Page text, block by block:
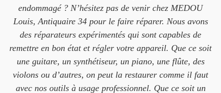
endommagé ? N’hésitez pas de venir chez MEDOU
Louis, Antiquaire 34 pour le faire réparer. Nous avons
des réparateurs expérimentés qui sont capables de
remettre en bon état et régler votre appareil. Que ce soit
une guitare, un synthétiseur, un piano, une flûte, des
violons ou d’autres, on peut la restaurer comme il faut
avec nos outils à usage professionnel. Que ce soit un